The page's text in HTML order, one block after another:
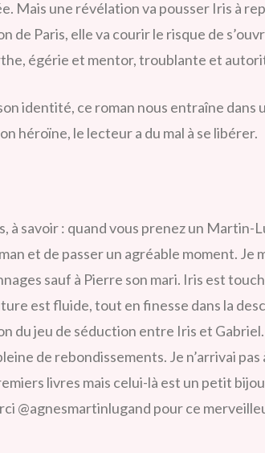
Mais une révélation va pousser Iris à
de Paris, elle va courir le risque de
égérie et mentor, troublante et
identité, ce roman nous entraîne dans
héroïne, le lecteur a du mal à se libérer.
à savoir : quand vous prenez un Martin-
et de passer un agréable moment. Je
sauf à Pierre son mari. Iris est
est fluide, tout en finesse dans la
du jeu de séduction entre Iris et
de rebondissements. Je n’arrivai pas
livres mais celui-là est un petit
@agnesmartinlugand pour ce